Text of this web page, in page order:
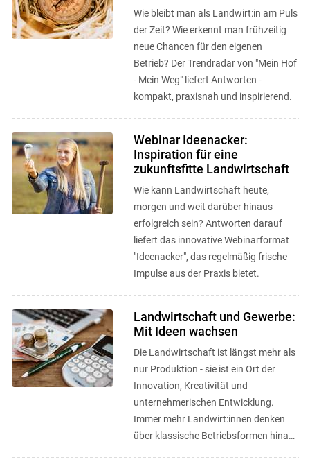
Wie bleibt man als Landwirt:in am Puls
der Zeit? Wie erkennt man frühzeitig
neue Chancen für den eigenen
Betrieb? Der Trendradar von "Mein Hof
- Mein Weg" liefert Antworten -
kompakt, praxisnah und inspirierend.
Webinar Ideenacker:
Inspiration für eine
zukunftsfitte Landwirtschaft
Wie kann Landwirtschaft heute,
morgen und weit darüber hinaus
erfolgreich sein? Antworten darauf
liefert das innovative Webinarformat
"Ideenacker", das regelmäßig frische
Impulse aus der Praxis bietet.
Landwirtschaft und Gewerbe:
Mit Ideen wachsen
Die Landwirtschaft ist längst mehr als
nur Produktion - sie ist ein Ort der
Innovation, Kreativität und
unternehmerischen Entwicklung.
Immer mehr Landwirt:innen denken
über klassische Betriebsformen hinaus